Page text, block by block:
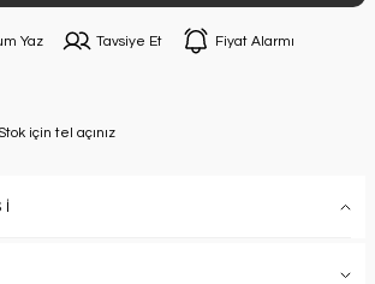
Yaz Tavsiye Et Fiyat Alarmı
Stok için tel açınız